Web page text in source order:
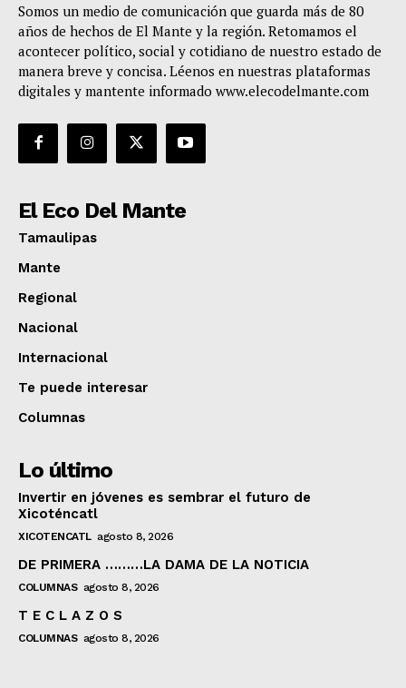
Somos un medio de comunicación que guarda más de 80
años de hechos de El Mante y la región. Retomamos el
acontecer político, social y cotidiano de nuestro estado de
manera breve y concisa. Léenos en nuestras plataformas
digitales y mantente informado www.elecodelmante.com
El Eco Del Mante
Tamaulipas
Mante
Regional
Nacional
Internacional
Te puede interesar
Columnas
Lo último
Invertir en jóvenes es sembrar el futuro de
Xicoténcatl
XICOTENCATL agosto 8, 2026
DE PRIMERA ………LA DAMA DE LA NOTICIA
COLUMNAS agosto 8, 2026
T E C L A Z O S
COLUMNAS agosto 8, 2026